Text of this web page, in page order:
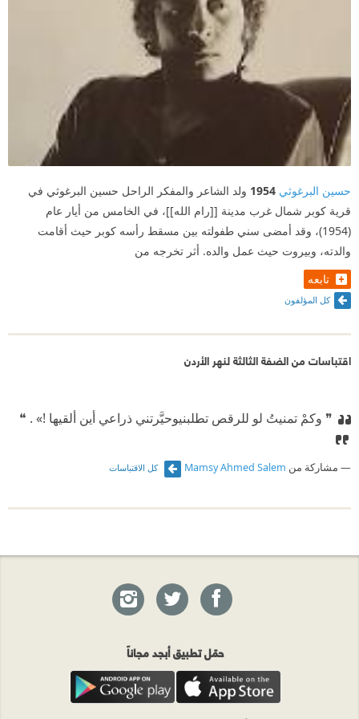
حسين البرغوثي 1954 ولد الشاعر والمفكر الراحل حسين البرغوثي في
قرية كوبر شمال غرب مدينة [[رام الله]]، في الخامس من أيار عام
(1954)، وقد أمضى سني طفولته بين مسقط رأسه كوبر حيث أقامت
والدته، وبيروت حيث عمل والده. أثر تخرجه من
تابعه
كل المؤلفون
اقتباسات من الضفة الثالثة لنهر الأردن
❞ وكمْ تمنيتُ لو للرقص تطلبني⁠‫وحيَّرتني ذراعي أين ألقيها !» . ❝
مشاركة من Mamsy Ahmed Salem كل الاقتباسات
حمّل تطبيق أبجد مجاناً